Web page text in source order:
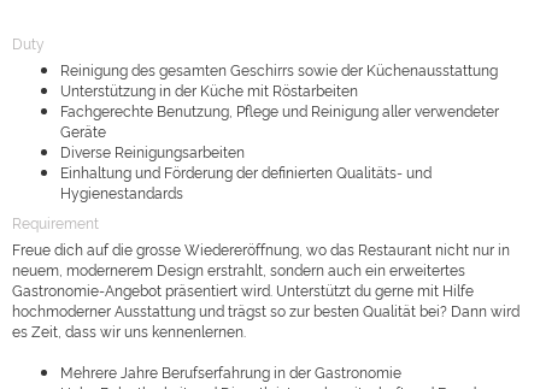
Duty
Reinigung des gesamten Geschirrs sowie der Küchenausstattung
Unterstützung in der Küche mit Röstarbeiten
Fachgerechte Benutzung, Pflege und Reinigung aller verwendeter
Geräte
Diverse Reinigungsarbeiten
Einhaltung und Förderung der definierten Qualitäts- und
Hygienestandards
Requirement
Freue dich auf die grosse Wiedereröffnung, wo das Restaurant nicht nur in
neuem, modernerem Design erstrahlt, sondern auch ein erweitertes
Gastronomie-Angebot präsentiert wird. Unterstützt du gerne mit Hilfe
hochmoderner Ausstattung und trägst so zur besten Qualität bei? Dann wird
es Zeit, dass wir uns kennenlernen.
Mehrere Jahre Berufserfahrung in der Gastronomie